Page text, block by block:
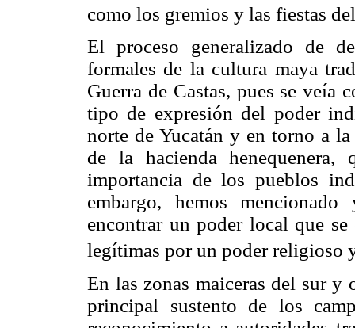
como los gremios y las fiestas
El proceso generalizado de
formales de la cultura maya
Guerra de Castas, pues se veía
tipo de expresión del poder
norte de Yucatán y en torno a
de la hacienda
importancia de los pueblos
embargo, hemos
encontrar un poder local que
legítimas por un poder religioso
En las zonas maiceras del sur
principal sustento de los